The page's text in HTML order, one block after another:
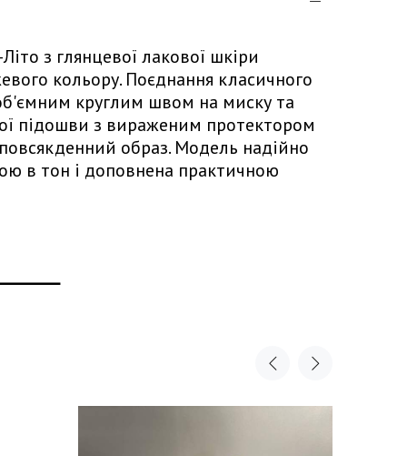
з глянцевої лакової шкіри
кольору. Поєднання класичного
круглим швом на миску та
підошви з вираженим протектором
образ. Модель надійно
в тон і доповнена практичною